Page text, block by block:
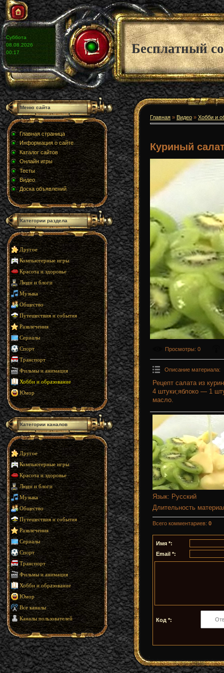
Суббота
08.08.2026
00:17
Бесплатный
Меню сайта
Главная страница
Информация о сайте
Каталог сайтов
Онлайн игры
Тесты
Видео
Доска объявлений
Категории раздела
Другое
Компьютерные игры
Красота и здоровье
Люди и блоги
Музыка
Общество
Путешествия и события
Развлечения
Сериалы
Спорт
Транспорт
Фильмы и анимация
Хобби и образование
Юмор
Категории каналов
Другое
Компьютерные игры
Красота и здоровье
Люди и блоги
Музыка
Общество
Путешествия и события
Развлечения
Сериалы
Спорт
Транспорт
Фильмы и анимация
Хобби и образование
Юмор
Все каналы
Каналы пользователей
Главная » Видео » Хобби и
Куриный
Просмотры: 0
Описание материала:
Рецепт салата из
4 штуки;яблоко — 1
масло.
Язык: Русский
Длительность
Всего комментариев: 0
Имя *:
Email *:
Код *: